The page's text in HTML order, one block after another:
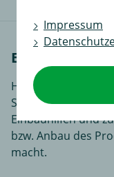
Hier finden Sie
Sprachen, je nach
Einbauhilfen und
bzw. Anbau des
macht.
Impressum